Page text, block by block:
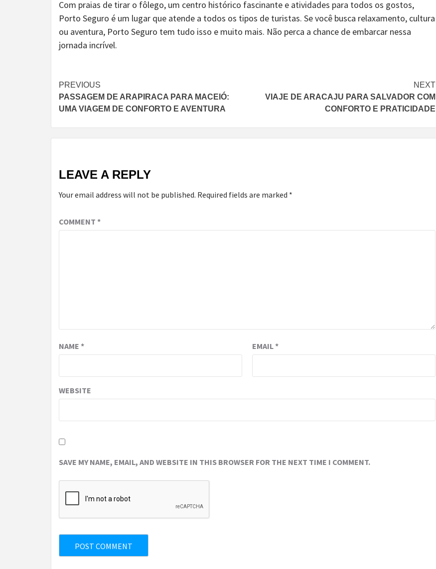
Com praias de tirar o fôlego, um centro histórico fascinante e atividades para todos os gostos,
Porto Seguro é um lugar que atende a todos os tipos de turistas. Se você busca relaxamento, cultura
ou aventura, Porto Seguro tem tudo isso e muito mais. Não perca a chance de embarcar nessa
jornada incrível.
Continue
Reading
PREVIOUS
PASSAGEM DE ARAPIRACA PARA MACEIÓ:
UMA VIAGEM DE CONFORTO E AVENTURA
NEXT
VIAJE DE ARACAJU PARA SALVADOR COM
CONFORTO E PRATICIDADE
LEAVE A REPLY
Your email address will not be published. Required fields are marked *
COMMENT *
NAME * EMAIL*
WEBSITE
SAVE MY NAME, EMAIL, AND WEBSITE IN THIS BROWSER FOR THE NEXT TIME I COMMENT.